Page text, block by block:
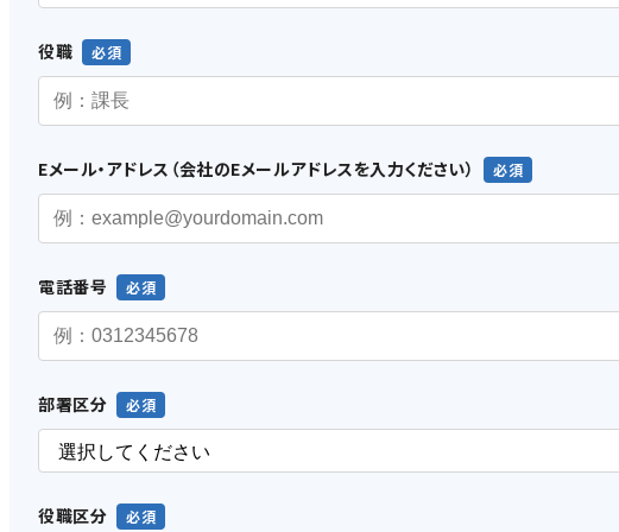
役職
Eメール・アドレス（会社のEメールアドレスを入力ください）
電話番号
部署区分
役職区分